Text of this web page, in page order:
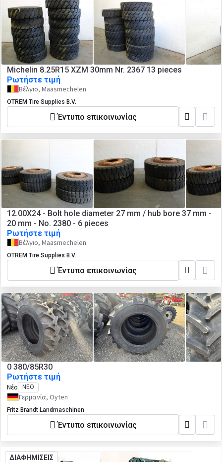
Michelin 8.25R15 XZM 30mm Nr. 2367 13 pieces
Ρωτήστε τιμή
Βέλγιο, Maasmechelen
OTREM Tire Supplies B.V.
Έντυπο επικοινωνίας
12.00X24 - Bolt hole diameter 27 mm / hub bore 37 mm -
20 mm - No. 2380 - 6 pieces
Ρωτήστε τιμή
Βέλγιο, Maasmechelen
OTREM Tire Supplies B.V.
Έντυπο επικοινωνίας
0 380/85R30
Ρωτήστε τιμή
Νέο ΝΈΟ
Γερμανία, Oyten
Fritz Brandt Landmaschinen
Έντυπο επικοινωνίας
ΔΙΑΦΗΜΙΣΕΙΣ